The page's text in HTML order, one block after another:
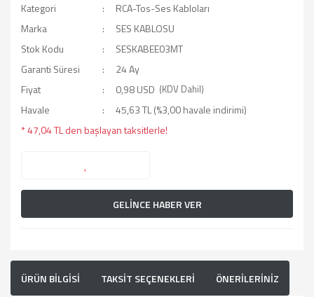
Kategori
RCA-Tos-Ses Kabloları
Marka
SES KABLOSU
Stok Kodu
SESKABEE03MT
Garanti Süresi
24 Ay
Fiyat
0,98 USD (KDV Dahil)
Havale
45,63 TL (%3,00 havale indirimi)
* 47,04 TL den başlayan taksitlerle!
GELİNCE HABER VER
ÜRÜN BİLGİSİ TAKSİT SEÇENEKLERİ ÖNERİLERİNİZ